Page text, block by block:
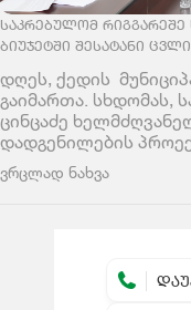
ᲡᲐᲙᲠᲔᲑᲣᲚᲝᲛ
ᲑᲘᲣᲯᲔᲢᲨᲘ ᲨᲔᲡᲐᲢᲐᲜᲘ
დღეს, ქედის
გაიმართა. სხდომას,
ცინცაძე
დადგენილების
ვრცლად ნახვა